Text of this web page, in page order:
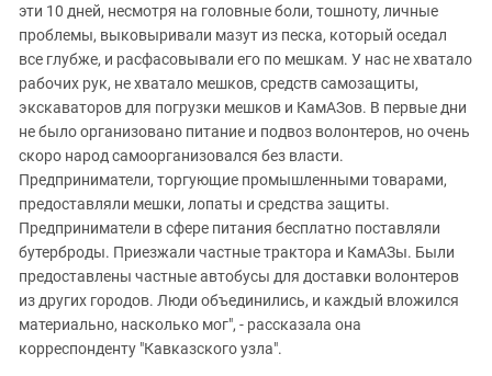
эти 10 дней, несмотря на головные боли, тошноту, личные
проблемы, выковыривали мазут из песка, который оседал
все глубже, и расфасовывали его по мешкам. У нас не хватало
рабочих рук, не хватало мешков, средств самозащиты,
экскаваторов для погрузки мешков и КамАЗов. В первые дни
не было организовано питание и подвоз волонтеров, но очень
скоро народ самоорганизовался без власти.
Предприниматели, торгующие промышленными товарами,
предоставляли мешки, лопаты и средства защиты.
Предприниматели в сфере питания бесплатно поставляли
бутерброды. Приезжали частные трактора и КамАЗы. Были
предоставлены частные автобусы для доставки волонтеров
из других городов. Люди объединились, и каждый вложился
материально, насколько мог", - рассказала она
корреспонденту "Кавказского узла".